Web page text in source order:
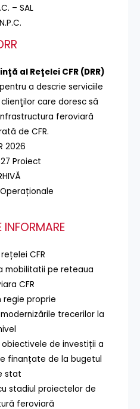
– SAL
al Reţelei CFR (DRR)
a descrie serviciile
care doresc să
feroviară
de CFR.
2026
Proiect
CFR
mobilitatii pe reteaua
CFR
regie proprie
trecerilor la
de investiții a
finanțate de la bugetul
stat
stadiul proiectelor de
feroviară